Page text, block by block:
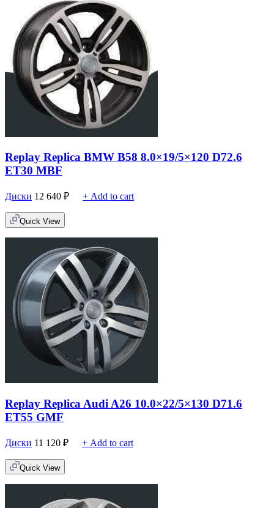
Replay Replica BMW B58 8.0×19/5×120 D72.6
ET30 MBF
Диски 12 640 ₽ + Add to cart
Quick View
Replay Replica Audi A26 10.0×22/5×130 D71.6
ET55 GMF
Диски 11 120 ₽ + Add to cart
Quick View